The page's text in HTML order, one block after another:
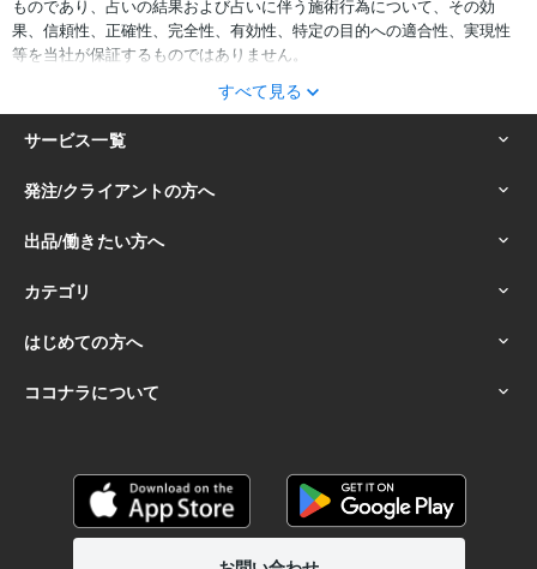
ものであり、占いの結果および占いに伴う施術行為について、その効
果、信頼性、正確性、完全性、有効性、特定の目的への適合性、実現性
等を当社が保証するものではありません。
サービスの結果をどのように利用するかは、お客様ご自身の自己責任に
おいて判断をお願いいたします。
占いの結果およびその内容を踏まえておこなったお客様の行動により生
ずる一切の損害について、当社および情報の提供者は一切責任を負いか
ねます。
すべて見る